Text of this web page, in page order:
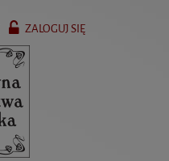
ZALOGUJ SIĘ